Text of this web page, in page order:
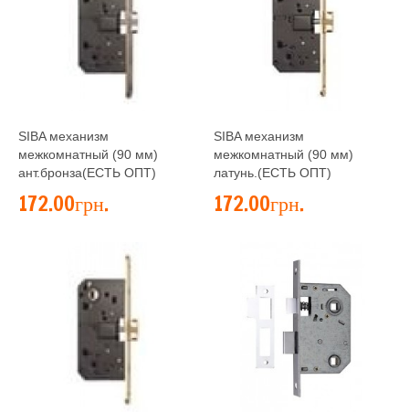
SIBA механизм
межкомнатный (90 мм)
ант.бронза(ЕСТЬ ОПТ)
172.00грн.
SIBA механизм
межкомнатный (90 мм)
латунь.(ЕСТЬ ОПТ)
172.00грн.